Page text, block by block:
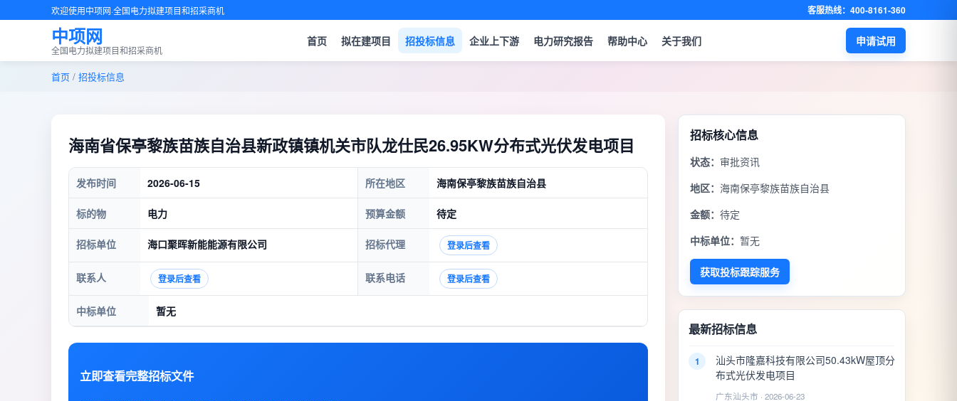
欢迎使用中项网·全国电力拟建项目和招采商机 客服热线：400-8161-360
中项网
全国电力拟建项目和招采商机
首页 拟在建项目 招投标信息 企业上下游 电力研究报告 帮助中心 关于我们 申请试用
首页 / 招投标信息
海南省保亭黎族苗族自治县新政镇镇机关市队龙仕民26.95KW分布式光伏发电项目
发布时间 2026-06-15 所在地区 海南保亭黎族苗族自治县
标的物 电力 预算金额 待定
招标单位 海口聚晖新能能源有限公司 招标代理 登录后查看
联系人 登录后查看 联系电话 登录后查看
中标单位 暂无
立即查看完整招标文件
招标核心信息
状态： 审批资讯
地区： 海南保亭黎族苗族自治县
金额： 待定
中标单位： 暂无
获取投标跟踪服务
最新招标信息
1
汕头市隆嘉科技有限公司50.43kW屋顶分
布式光伏发电项目
广东汕头市 · 2026-06-23